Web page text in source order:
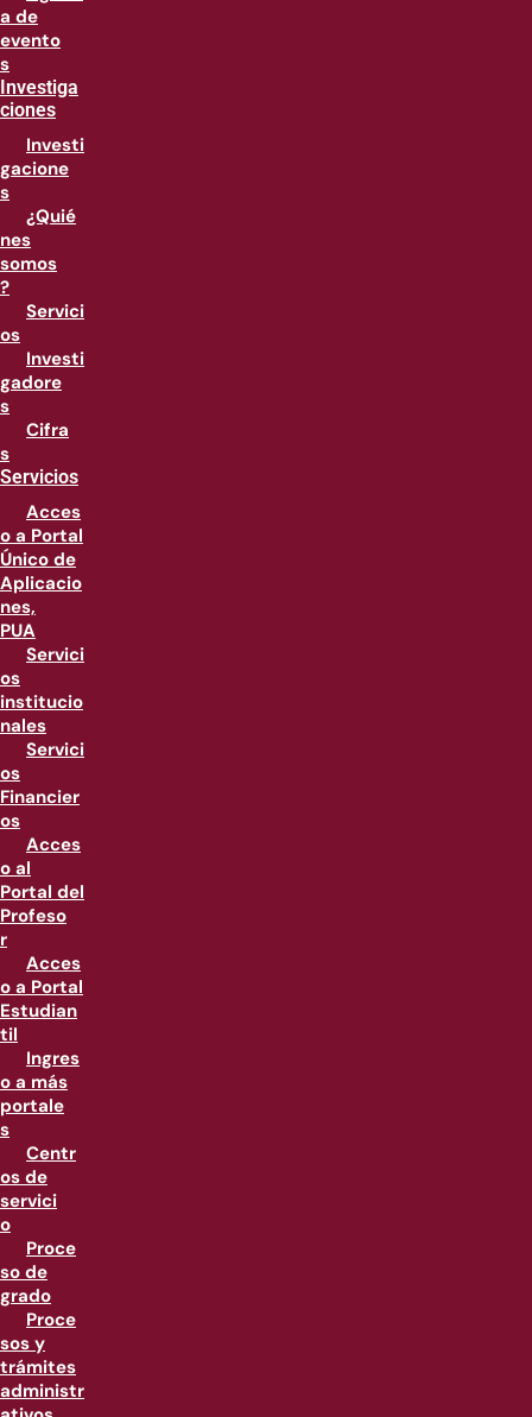
a de
evento
s
Investiga
ciones
Investi
gacione
s
¿Quié
nes
somos
?
Servici
os
Investi
gadore
s
Cifra
s
Servicios
Acces
o a Portal
Único de
Aplicacio
nes,
PUA
Servici
os
institucio
nales
Servici
os
Financier
os
Acces
o al
Portal del
Profeso
r
Acces
o a Portal
Estudian
til
Ingres
o a más
portale
s
Centr
os de
servici
o
Proce
so de
grado
Proce
sos y
trámites
administr